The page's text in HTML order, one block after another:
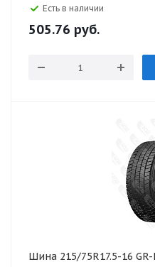
Есть в наличии
505.76 руб.
Шина 215/75R17.5-16 GR-